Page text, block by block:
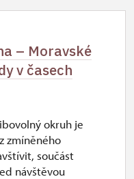
– Moravské
v časech
okruh je
zmíněného
součást
návštěvou